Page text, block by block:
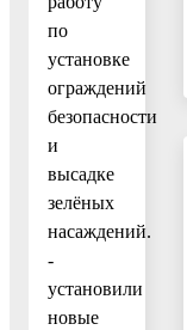
по
установке
ограждений
безопасности
и
высадке
зелёных
насаждений.
-
установили
новые